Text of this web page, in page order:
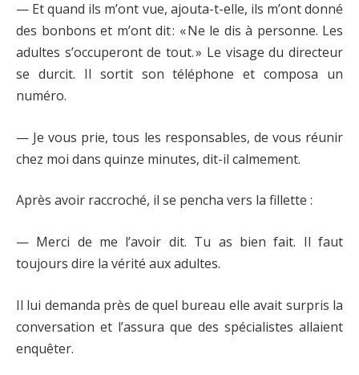
— Et quand ils m’ont vue, ajouta-t-elle, ils m’ont donné
des bonbons et m’ont dit : « Ne le dis à personne. Les
adultes s’occuperont de tout. » Le visage du directeur
se durcit. Il sortit son téléphone et composa un
numéro.
— Je vous prie, tous les responsables, de vous réunir
chez moi dans quinze minutes, dit-il calmement.
Après avoir raccroché, il se pencha vers la fillette :
— Merci de me l’avoir dit. Tu as bien fait. Il faut
toujours dire la vérité aux adultes.
Il lui demanda près de quel bureau elle avait surpris la
conversation et l’assura que des spécialistes allaient
enquêter.